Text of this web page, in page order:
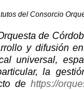
del Consorcio
de
y difusión
universal,
la
dehttps://